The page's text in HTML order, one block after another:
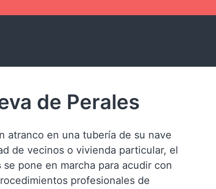
de Perales
atranco en una tubería de su nave
de vecinos o vivienda particular, el
se pone en marcha para acudir con
profesionales de